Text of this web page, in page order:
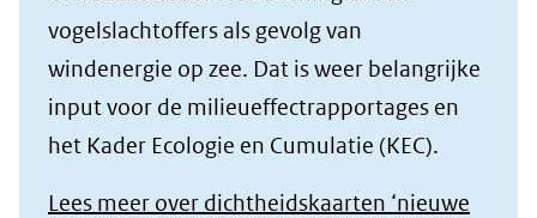
vogelslachtoffers als gevolg van
windenergie op zee. Dat is weer belangrijke
input voor de milieueffectrapportages en
het Kader Ecologie en Cumulatie (KEC).
Lees meer over dichtheidskaarten ‘nieuwe